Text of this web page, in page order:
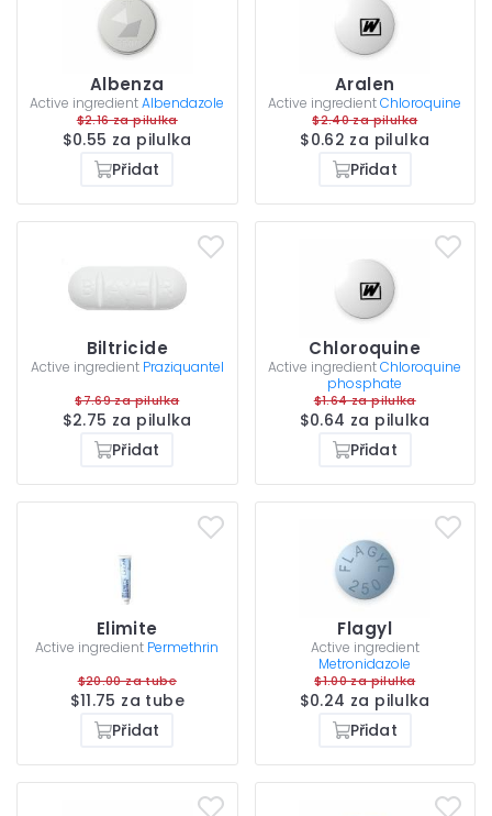
Albenza
Active ingredientAlbendazole
$2.16 za pilulka
$0.55 za pilulka
Přidat
Aralen
Active ingredientChloroquine
$2.40 za pilulka
$0.62 za pilulka
Přidat
Biltricide
Active ingredient Praziquantel
$7.69 za pilulka
$2.75 za pilulka
Přidat
Chloroquine
Active ingredientChloroquine
phosphate
$1.64 za pilulka
$0.64 za pilulka
Přidat
Elimite
Active ingredient Permethrin
$20.00 za tube
$11.75 za tube
Přidat
Flagyl
Active ingredient
Metronidazole
$1.00 za pilulka
$0.24 za pilulka
Přidat